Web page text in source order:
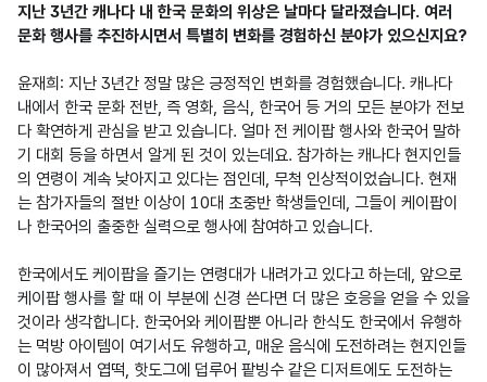
지난 3년간 캐나다 내 한국 문화의 위상은 날마다 달라졌습니다. 여러
문화 행사를 추진하시면서 특별히 변화를 경험하신 분야가 있으신지요?
윤재희: 지난 3년간 정말 많은 긍정적인 변화를 경험했습니다. 캐나다
내에서 한국 문화 전반, 즉 영화, 음식, 한국어 등 거의 모든 분야가 전보
다 확연하게 관심을 받고 있습니다. 얼마 전 케이팝 행사와 한국어 말하
기 대회 등을 하면서 알게 된 것이 있는데요. 참가하는 캐나다 현지인들
의 연령이 계속 낮아지고 있다는 점인데, 무척 인상적이었습니다. 현재
는 참가자들의 절반 이상이 10대 초중반 학생들인데, 그들이 케이팝이
나 한국어의 출중한 실력으로 행사에 참여하고 있습니다.
한국에서도 케이팝을 즐기는 연령대가 내려가고 있다고 하는데, 앞으로
케이팝 행사를 할 때 이 부분에 신경 쓴다면 더 많은 호응을 얻을 수 있을
것이라 생각합니다. 한국어와 케이팝뿐 아니라 한식도 한국에서 유행하
는 먹방 아이템이 여기서도 유행하고, 매운 음식에 도전하려는 현지인들
이 많아져서 엽떡, 핫도그에 덥루어 팥빙수 같은 디저트에도 도전하는